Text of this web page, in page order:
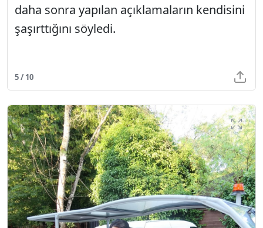
daha sonra yapılan açıklamaların kendisini
şaşırttığını söyledi.
5 / 10